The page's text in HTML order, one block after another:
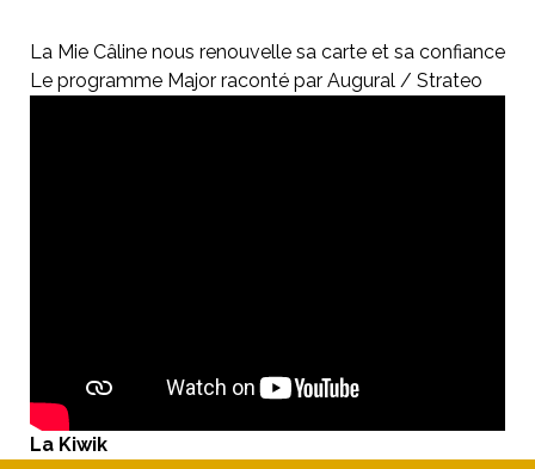
La Mie Câline nous renouvelle sa carte et sa confiance
Le programme Major raconté par Augural / Strateo
La Kiwik